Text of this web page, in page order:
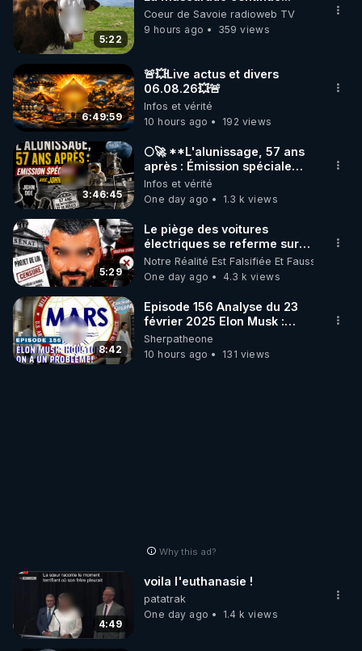
5:22
Coeur de Savoie radioweb TV
9 hours ago
359 views
6:49:59
🚨💥Live actus et divers
06.08.26💥🚨
Infos et vérité
10 hours ago
192 views
3:46:45
🌕🚀 **L'alunissage, 57 ans
après : Émission spéciale
avec John Doe !** 👨 🚀✨
Infos et vérité
One day ago
1.3 k views
5:29
Le piège des voitures
électriques se referme sur
les usagers !
Notre Réalité Est Falsifiée Et Fausse
One day ago
4.3 k views
8:42
Episode 156 Analyse du 23
février 2025 Elon Musk :
Houston , on a un problème !
Sherpatheone
10 hours ago
131 views
Why this ad?
4:49
voila l'euthanasie !
patatrak
One day ago
1.4 k views